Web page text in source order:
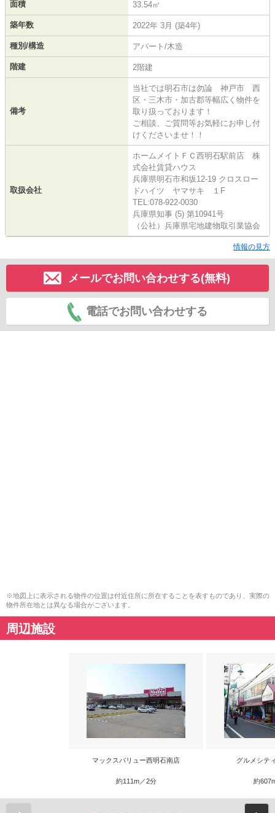
面積 33.54㎡
築年数 2022年 3月 (築4年)
種別/構造 アパート/木造
階建 2階建
備考
当社では明石市は勿論 神戸市 西
区・三木市・加古郡等幅広く物件を
取り扱っております！
ご相談、ご質問等お気軽にお申し付
けくださいませ！！
取扱会社
ホームメイトＦＣ西明石駅前店 株
式会社賃貸ハウス
兵庫県明石市和坂12-19 クロスロー
ドハイツ ヤマサキ １F
TEL:078-922-0030
兵庫県知事 (5) 第10941号
（公社）兵庫県宅地建物取引業協会
情報の見方
メールでお問い合わせする(無料)
電話でお問い合わせする
※地図上に表示される物件の位置は付近住所に所在することを表すものであり、実際の
物件所在地とは異なる場合がございます。
周辺施設
マックスバリュー西明石南店
約111m／2分
グルメシテ
約